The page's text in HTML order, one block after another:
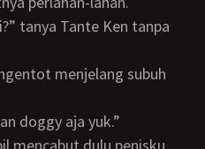
doggy aja yuk.”